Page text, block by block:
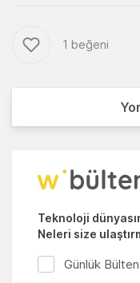
1 beğeni
Teknoloji
Neleri size
Günlük Bülten